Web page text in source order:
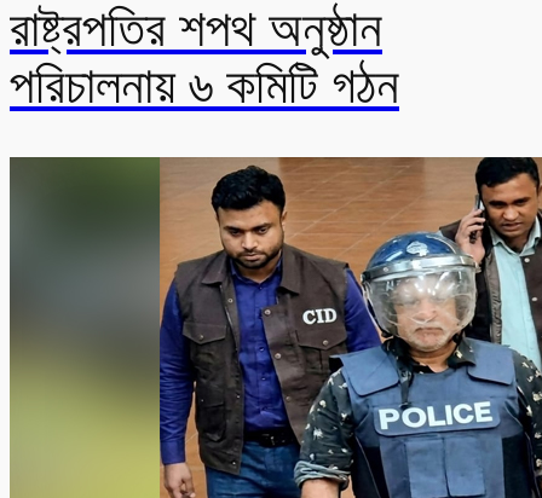
রাষ্ট্রপতির শপথ অনুষ্ঠান
পরিচালনায় ৬ কমিটি গঠন